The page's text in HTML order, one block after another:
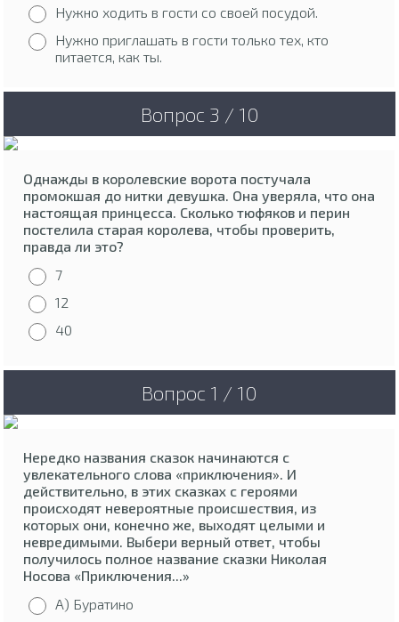
Нужно ходить в гости со своей посудой.
Нужно приглашать в гости только тех, кто
питается, как ты.
Вопрос 3 / 10
Однажды в королевские ворота постучала
промокшая до нитки девушка. Она уверяла, что она
настоящая принцесса. Сколько тюфяков и перин
постелила старая королева, чтобы проверить,
правда ли это?
7
12
40
Вопрос 1 / 10
Нередко названия сказок начинаются с
увлекательного слова «приключения». И
действительно, в этих сказках с героями
происходят невероятные происшествия, из
которых они, конечно же, выходят целыми и
невредимыми. Выбери верный ответ, чтобы
получилось полное название сказки Николая
Носова «Приключения...»
А) Буратино